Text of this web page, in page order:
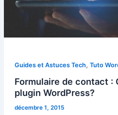
Guides et Astuces Tech, Tuto
Formulaire de contact :
plugin WordPress?
décembre 1, 2015